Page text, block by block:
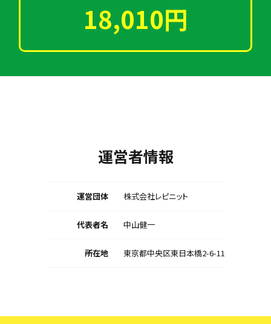
18,010円
運営者情報
運営団体 株式会社レピニット
代表者名 中山健一
所在地 東京都中央区東日本橋2-6-11